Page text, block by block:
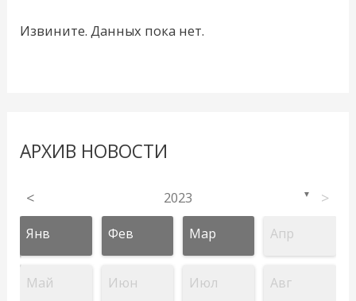
Извините. Данных пока нет.
АРХИВ НОВОСТИ
< 2023 ▼ >
Янв Фев Мар Апр
Май Июн Июл Авг